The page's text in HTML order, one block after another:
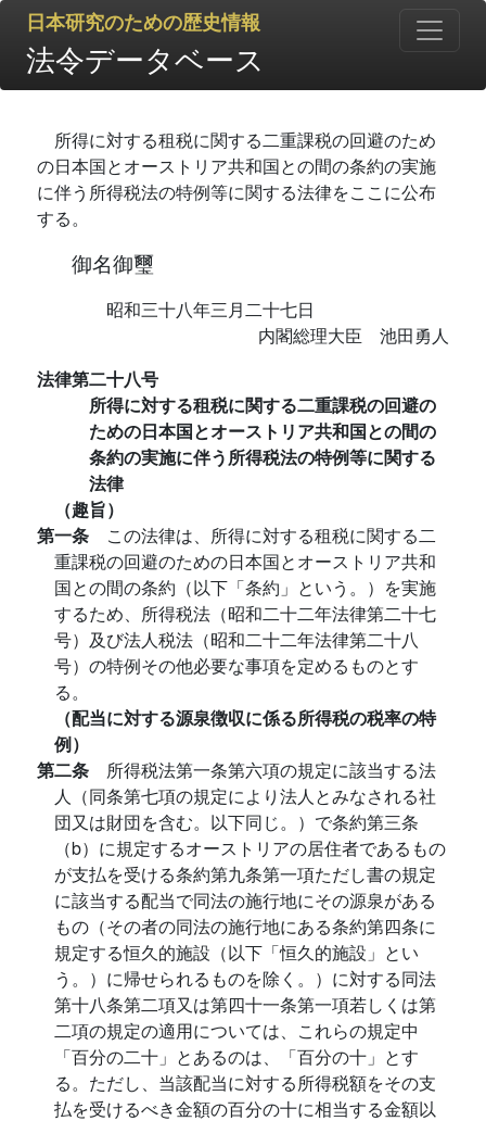
日本研究のための歴史情報
法令データベース
所得に対する租税に関する二重課税の回避のため
の日本国とオーストリア共和国との間の条約の実施
に伴う所得税法の特例等に関する法律をここに公布
する。
御名御璽
昭和三十八年三月二十七日
内閣総理大臣 池田勇人
法律第二十八号
所得に対する租税に関する二重課税の回避の
ための日本国とオーストリア共和国との間の
条約の実施に伴う所得税法の特例等に関する
法律
（趣旨）
第一条 この法律は、所得に対する租税に関する二
重課税の回避のための日本国とオーストリア共和
国との間の条約（以下「条約」という。）を実施
するため、所得税法（昭和二十二年法律第二十七
号）及び法人税法（昭和二十二年法律第二十八
号）の特例その他必要な事項を定めるものとす
る。
（配当に対する源泉徴収に係る所得税の税率の特
例）
第二条 所得税法第一条第六項の規定に該当する法
人（同条第七項の規定により法人とみなされる社
団又は財団を含む。以下同じ。）で条約第三条
（b）に規定するオーストリアの居住者であるもの
が支払を受ける条約第九条第一項ただし書の規定
に該当する配当で同法の施行地にその源泉がある
もの（その者の同法の施行地にある条約第四条に
規定する恒久的施設（以下「恒久的施設」とい
う。）に帰せられるものを除く。）に対する同法
第十八条第二項又は第四十一条第一項若しくは第
二項の規定の適用については、これらの規定中
「百分の二十」とあるのは、「百分の十」とす
る。ただし、当該配当に対する所得税額をその支
払を受けるべき金額の百分の十に相当する金額以